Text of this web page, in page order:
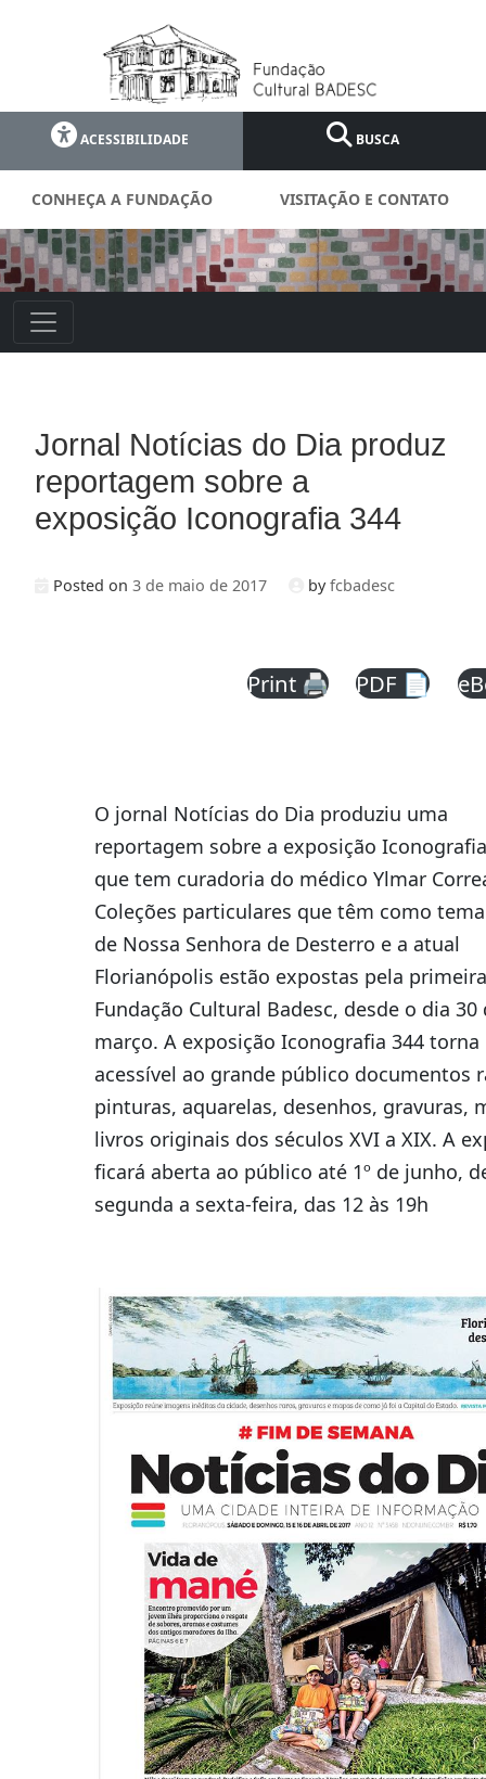
ACESSIBILIDADE BUSCA
CONHEÇA A FUNDAÇÃO VISITAÇÃO E CONTATO
Jornal Notícias do Dia produz
reportagem sobre a
exposição Iconografia 344
Posted on 3 de maio de 2017 byfcbadesc
Print 🖨 PDF 📄
O jornal Notícias do Dia produziu uma
reportagem sobre a exposição
que tem curadoria do médico Ylmar
Coleções particulares que têm como
de Nossa Senhora de Desterro e a atual
Florianópolis estão expostas pela
Fundação Cultural Badesc, desde o dia 30
março. A exposição Iconografia 344 torna
acessível ao grande público documentos
pinturas, aquarelas, desenhos, gravuras,
livros originais dos séculos XVI a XIX. A
ficará aberta ao público até 1º de junho,
segunda a sexta-feira, das 12 às 19h